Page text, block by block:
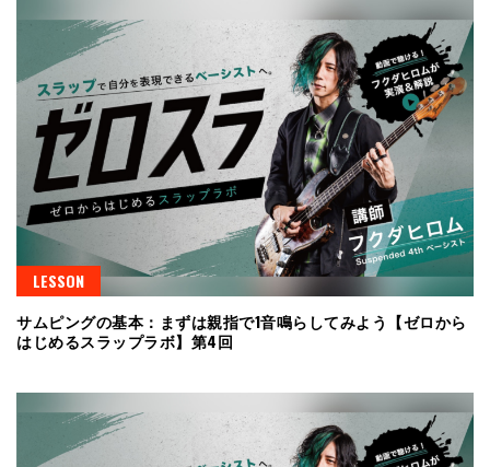
LESSON
サムピングの基本：まずは親指で1音鳴らしてみよう【ゼロから
はじめるスラップラボ】第4回